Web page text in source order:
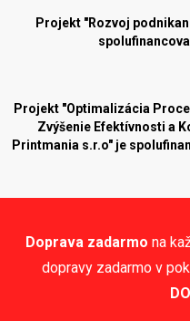
Doprava zadarmo na
dopravy zadarmo v
Projekt "Rozvoj
Projekt "Optimalizácia
Zvýšenie Efektívnosti a
Printmania s.r.o" je
Blog